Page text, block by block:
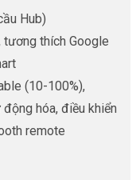
Hub)
tương thích Google
(10-100%),
động hóa, điều khiển
remote